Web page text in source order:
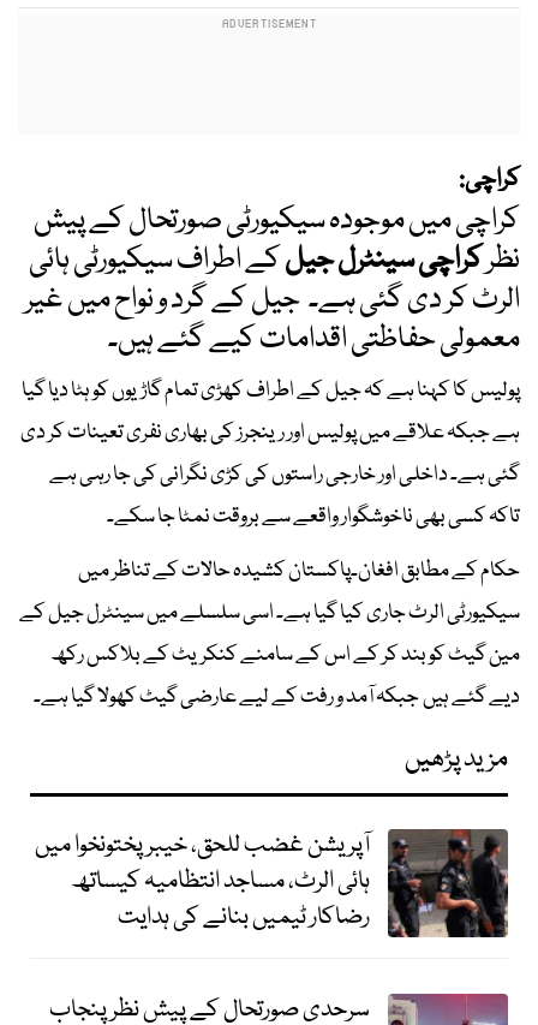
کراچی:
کراچی میں موجودہ سیکیورٹی صورتحال کے پیش
نظرکراچی سینٹرل جیلکے اطراف سیکیورٹی ہائی
الرٹ کر دی گئی ہے۔ جیل کے گرد و نواح میں غیر
معمولی حفاظتی اقدامات کیے گئے ہیں۔
پولیس کا کہنا ہے کہ جیل کے اطراف کھڑی تمام گاڑیوں کو ہٹا دیا گیا
ہے جبکہ علاقے میں پولیس اور رینجرز کی بھاری نفری تعینات کر دی
گئی ہے۔ داخلی اور خارجی راستوں کی کڑی نگرانی کی جا رہی ہے
تاکہ کسی بھی ناخوشگوار واقعے سے بروقت نمٹا جا سکے۔
حکام کے مطابق افغان۔پاکستان کشیدہ حالات کے تناظر میں
سیکیورٹی الرٹ جاری کیا گیا ہے۔ اسی سلسلے میں سینٹرل جیل کے
مین گیٹ کو بند کر کے اس کے سامنے کنکریٹ کے بلاکس رکھ
دیے گئے ہیں جبکہ آمد و رفت کے لیے عارضی گیٹ کھولا گیا ہے۔
مزید پڑھیں
آپریشن غضب للحق، خیبرپختونخوا میں
ہائی الرٹ، مساجد انتظامیہ کیساتھ
رضاکار ٹیمیں بنانے کی ہدایت
سرحدی صورتحال کے پیش نظر پنجاب